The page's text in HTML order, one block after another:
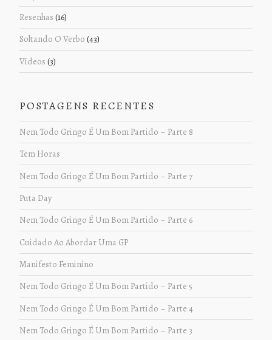
Resenhas (16)
Soltando O Verbo (43)
Vídeos (3)
POSTAGENS RECENTES
Nem Todo Gringo É Um Bom Partido – Parte 8
Tem Horas
Nem Todo Gringo É Um Bom Partido – Parte 7
Puta Day
Nem Todo Gringo É Um Bom Partido – Parte 6
Cuidado Ao Abordar Uma GP
Manifesto Feminino
Nem Todo Gringo É Um Bom Partido – Parte 5
Nem Todo Gringo É Um Bom Partido – Parte 4
Nem Todo Gringo É Um Bom Partido – Parte 3